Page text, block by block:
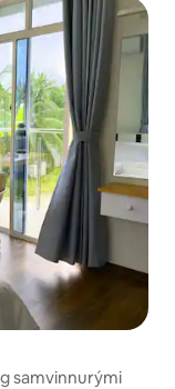
samvinnurými